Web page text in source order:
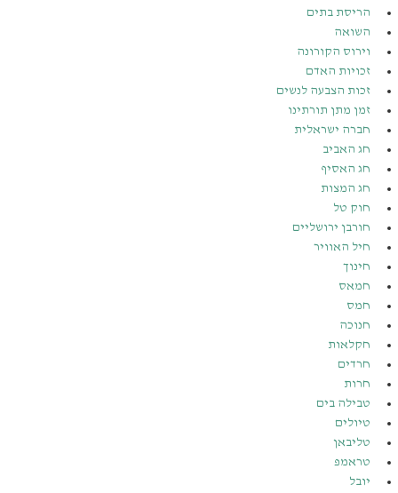
הריסת בתים
השואה
וירוס הקורונה
זכויות האדם
זכות הצבעה לנשים
זמן מתן תורתינו
חברה ישראלית
חג האביב
חג האסיף
חג המצות
חוק טל
חורבן ירושליים
חיל האוויר
חינוך
חמאס
חמס
חנוכה
חקלאות
חרדים
חרות
טבילה בים
טיולים
טליבאן
טראמפ
יובל